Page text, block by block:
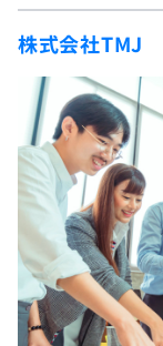
新卒エージェント
イベント・セミナー
インタビュー
就活成功ガイド
4択課題
ナレッジ
リファレンス
プラン
個人向けプラン
法人向けプラン
評価結果一覧
再チャレンジ結果一覧
Tech Team Journal
paiza times
note
paizaとは？
株式会社TMJ